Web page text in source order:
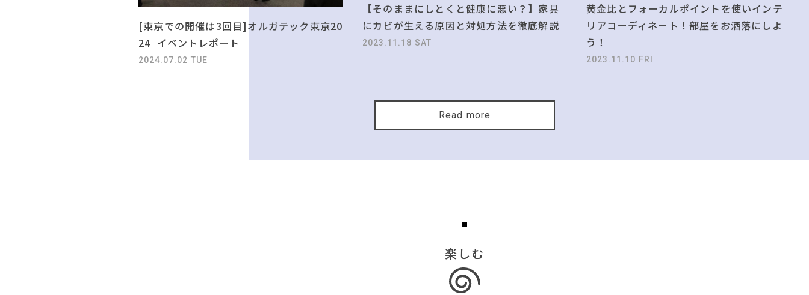
[東京での開催は3回目]オルガテック東京20
24 イベントレポート
2024.07.02 TUE
【そのままにしとくと健康に悪い？】家具
にカビが生える原因と対処方法を徹底解説
2023.11.18 SAT
黄金比とフォーカルポイントを使いインテ
リアコーディネート！部屋をお洒落にしよ
う！
2023.11.10 FRI
Read more
楽しむ